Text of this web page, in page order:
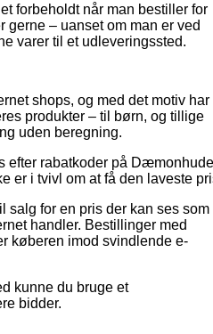
forbeholdt når man bestiller for
– uanset om man er ved
varer til et udleveringssted.
shops, og med det motiv har
produkter – til børn, og tillige
uden beregning.
efter rabatkoder på
er i tvivl om at få den laveste
salg for en pris der kan ses som
handler. Bestillinger med
køberen imod svindlende e-
kunne du bruge et
bidder.